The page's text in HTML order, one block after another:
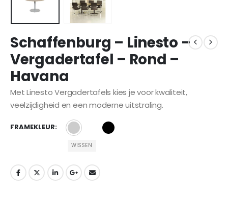
Schaffenburg – Linesto –
Vergadertafel – Rond –
Havana
Met Linesto Vergadertafels kies je voor kwaliteit,
veelzijdigheid en een moderne uitstraling.
FRAMEKLEUR
WISSEN